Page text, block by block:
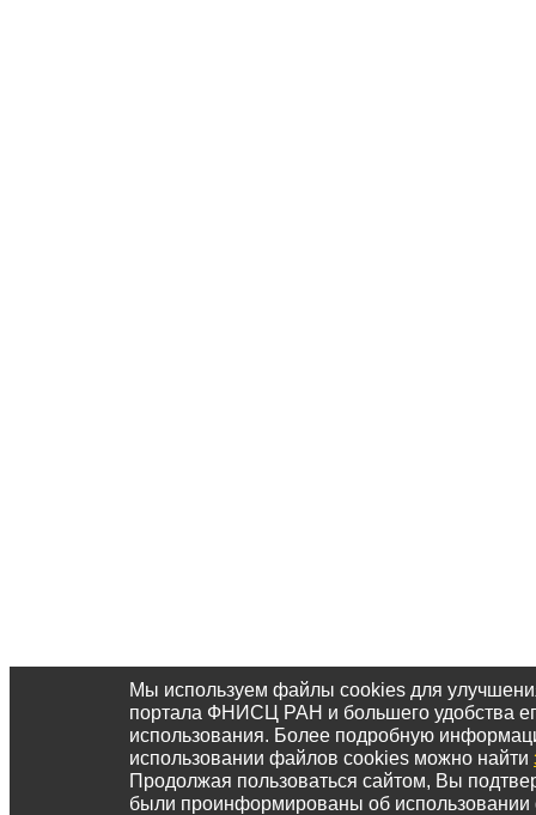
Мы используем файлы cookies для
портала ФНИСЦ РАН и большего удобства
использования. Более подробную
использовании файлов cookies можно найти
Продолжая пользоваться сайтом, Вы
были проинформированы об